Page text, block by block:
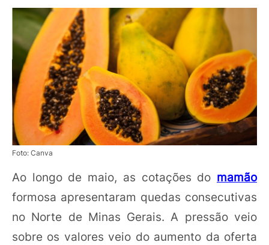
Foto: Canva
Ao longo de maio, as cotações do mamão
formosa apresentaram quedas consecutivas
no Norte de Minas Gerais. A pressão veio
sobre os valores veio do aumento da oferta